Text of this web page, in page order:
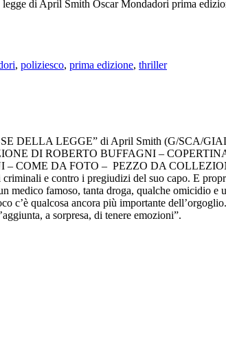
legge di April Smith Oscar Mondadori prima
, poliziesco, prima edizione, thriller
DELLA LEGGE” di April Smith (G/SCA/
DI ROBERTO BUFFAGNI –
– COME DA FOTO – PEZZO DA
e contro i pregiudizi del suo capo. E
famoso, tanta droga, qualche omicidio e
c’è qualcosa ancora più importante
a sorpresa, di tenere emozioni”.